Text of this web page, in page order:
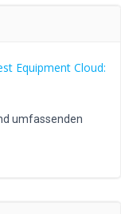
Equipment Cloud:
umfassenden